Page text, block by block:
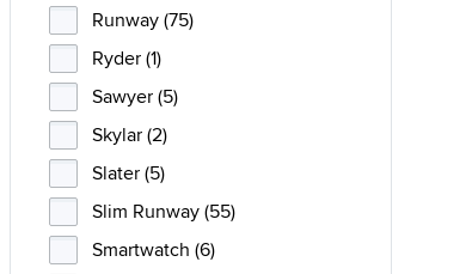
Runway (75)
Ryder (1)
Sawyer (5)
Skylar (2)
Slater (5)
Slim Runway (55)
Smartwatch (6)